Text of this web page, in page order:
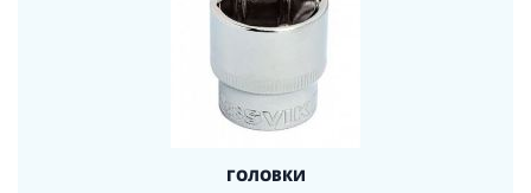
ГОЛОВКИ